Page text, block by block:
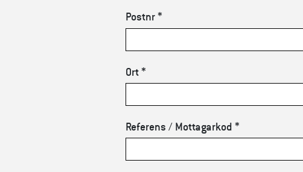
Postnr *
Ort *
Referens / Mottagarkod *